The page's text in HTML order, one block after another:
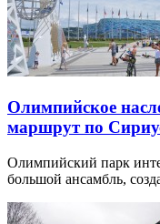
Олимпийское
маршрут по
Олимпийский парк
большой ансамбль,